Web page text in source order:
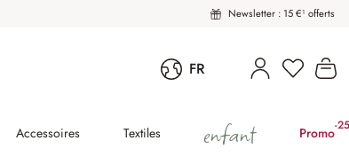
Newsletter : 15 €¹ offerts
FR Vous
Accessoires Textiles enfant Promo-